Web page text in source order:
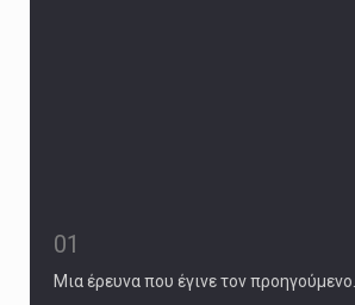
01
Μια έρευνα που έγινε τον προηγούμενο…